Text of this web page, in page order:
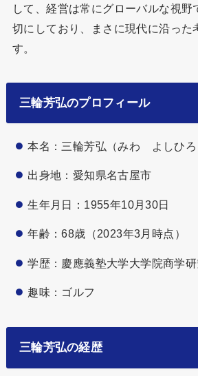
して、経営は常にグローバルな視野
切にしており、まさに現代に沿った
す。
三輪芳弘のプロフィール
本名：三輪芳弘（みわ よしひろ
出身地：愛知県名古屋市
生年月日：1955年10月30日
年齢：68歳（2023年3月時点）
学歴：慶應義塾大学大学院商学
趣味：ゴルフ
三輪芳弘の経歴